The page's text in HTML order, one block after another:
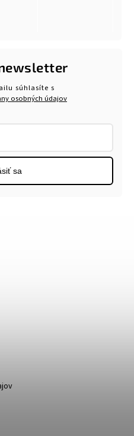
súhlasíte s
osobných údajov
sa